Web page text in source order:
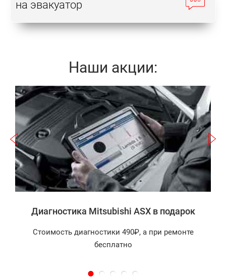
на эвакуатор
Наши акции:
Записаться
Диагностика Mitsubishi ASX в подарок
Стоимость диагностики 490₽, а при ремонте
бесплатно